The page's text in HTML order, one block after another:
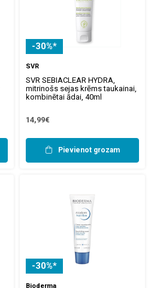
-30%*
SVR
SVR SEBIACLEAR HYDRA,
mitrinošs sejas krēms taukainai,
kombinētai ādai, 40ml
14,99€
Pievienot grozam
-30%*
Bioderma